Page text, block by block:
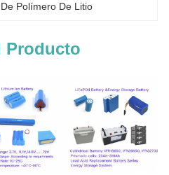
Polímero De Litio
Producto